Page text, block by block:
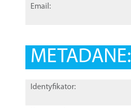
Email:
METADANE:
Identyfikator: